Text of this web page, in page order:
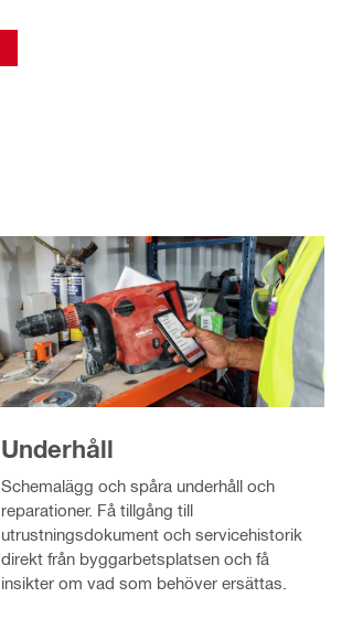
Underhåll
Schemalägg och spåra underhåll och
reparationer. Få tillgång till
utrustningsdokument och servicehistorik
direkt från byggarbetsplatsen och få
insikter om vad som behöver ersättas.